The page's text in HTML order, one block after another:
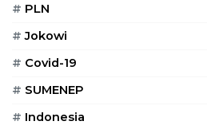
# PLN
# Jokowi
# Covid-19
# SUMENEP
# Indonesia